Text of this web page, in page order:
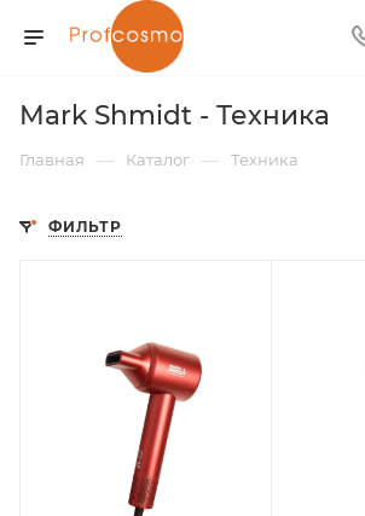
Mark Shmidt - Техника
Главная — Каталог — Техника
ФИЛЬТР